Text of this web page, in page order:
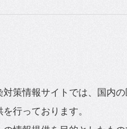
策情報サイトでは、国内
行っております。